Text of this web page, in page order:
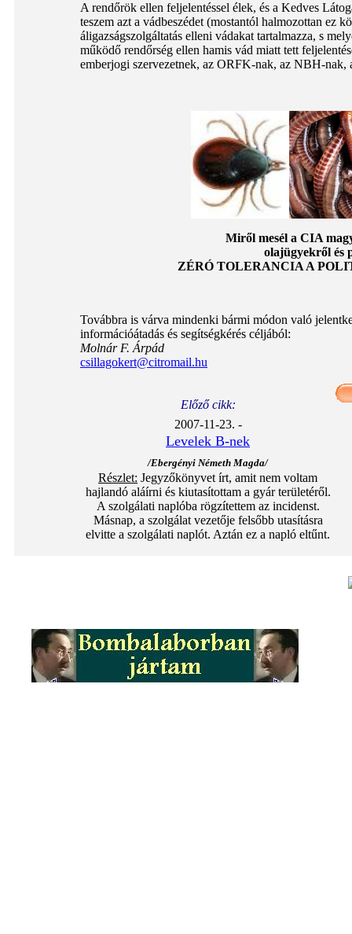
A rendőrök ellen feljelentéssel élek, és a Kedves
teszem azt a vádbeszédet (mostantól halmozottan ez
áligazságszolgáltatás elleni vádakat tartalmazza, s
működő rendőrség ellen hamis vád miatt tett
emberjogi szervezetnek, az ORFK-nak, az NBH-
Miről mesél a CIA
olajügyekről és
ZÉRÓ TOLERANCIA A
Továbbra is várva mindenki bármi módon való
információátadás és segítségkérés céljából:
Molnár F. Árpád
csillagokert@citromail.hu
Előző cikk:
2007-11-23. -
Levelek B-nek
/Ebergényi Németh Magda/
Részlet: Jegyzőkönyvet írt, amit nem voltam
hajlandó aláírni és kiutasítottam a gyár területéről.
A szolgálati naplóba rögzítettem az incidenst.
Másnap, a szolgálat vezetője felsőbb utasításra
elvitte a szolgálati naplót. Aztán ez a napló eltűnt.